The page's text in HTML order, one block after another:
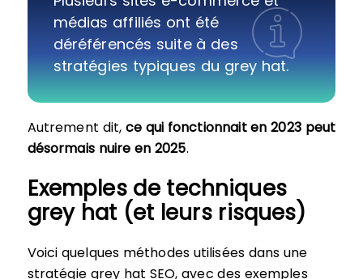
médias affiliés ont été
déréférencés suite à des
stratégies typiques du grey hat.
Autrement dit, ce qui fonctionnait en 2023 peut
désormais nuire en 2025.
Exemples de techniques
grey hat (et leurs risques)
Voici quelques méthodes utilisées dans une
stratégie grey hat SEO, avec des exemples